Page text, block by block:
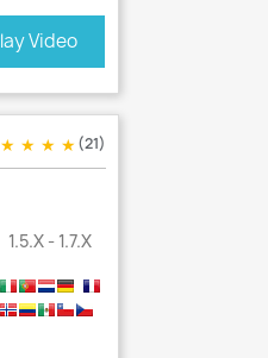
Video
★ ★ ★ ★(21)
1.5.x - 1.7.x